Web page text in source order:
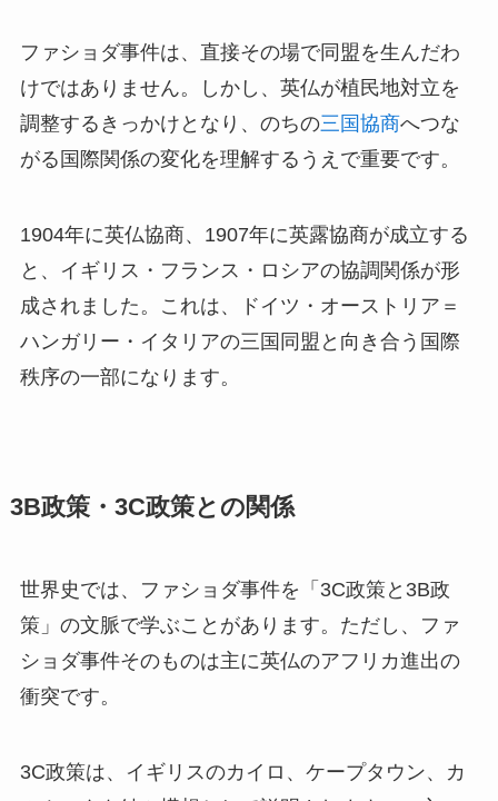
ファショダ事件は、直接その場で同盟を生んだわ
けではありません。しかし、英仏が植民地対立を
調整するきっかけとなり、のちの三国協商へつな
がる国際関係の変化を理解するうえで重要です。
1904年に英仏協商、1907年に英露協商が成立する
と、イギリス・フランス・ロシアの協調関係が形
成されました。これは、ドイツ・オーストリア＝
ハンガリー・イタリアの三国同盟と向き合う国際
秩序の一部になります。
3B政策・3C政策との関係
世界史では、ファショダ事件を「3C政策と3B政
策」の文脈で学ぶことがあります。ただし、ファ
ショダ事件そのものは主に英仏のアフリカ進出の
衝突です。
3C政策は、イギリスのカイロ、ケープタウン、カ